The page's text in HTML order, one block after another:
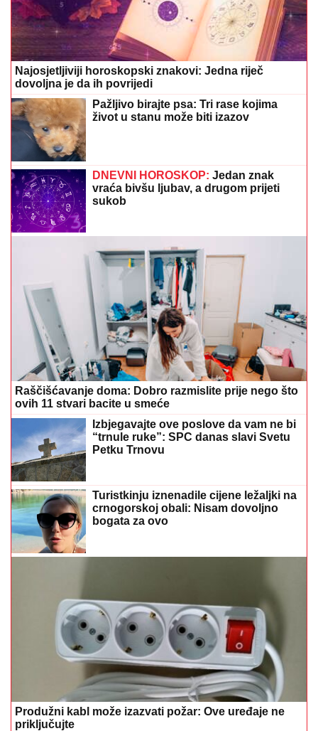
Najosjetljiviji horoskopski znakovi: Jedna riječ
dovoljna je da ih povrijedi
Pažljivo birajte psa: Tri rase kojima
život u stanu može biti izazov
DNEVNI HOROSKOP: Jedan znak
vraća bivšu ljubav, a drugom prijeti
sukob
Raščišćavanje doma: Dobro razmislite prije nego što
ovih 11 stvari bacite u smeće
Izbjegavajte ove poslove da vam ne bi
“trnule ruke”: SPC danas slavi Svetu
Petku Trnovu
Turistkinju iznenadile cijene ležaljki na
crnogorskoj obali: Nisam dovoljno
bogata za ovo
Produžni kabl može izazvati požar: Ove uređaje ne
priključujte